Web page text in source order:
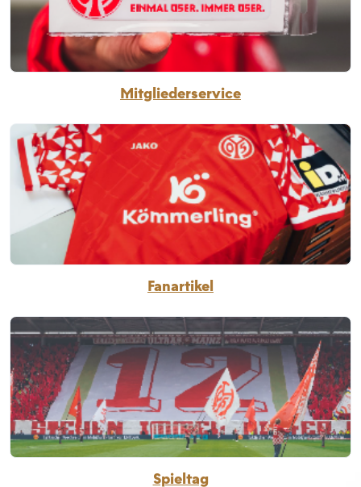
Mitgliederservice
Fanartikel
Spieltag